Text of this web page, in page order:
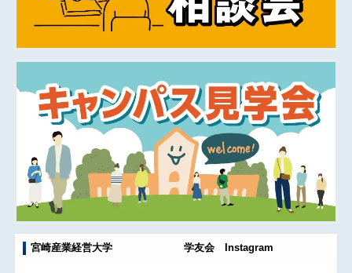
宮崎産業経営大学 学友会 Instagram